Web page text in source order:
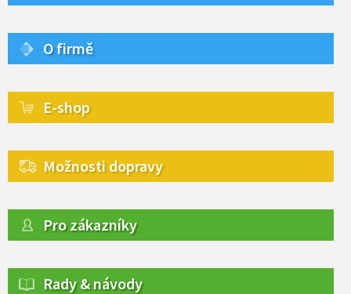
O firmě
E-shop
Možnosti dopravy
Pro zákazníky
Rady & návody